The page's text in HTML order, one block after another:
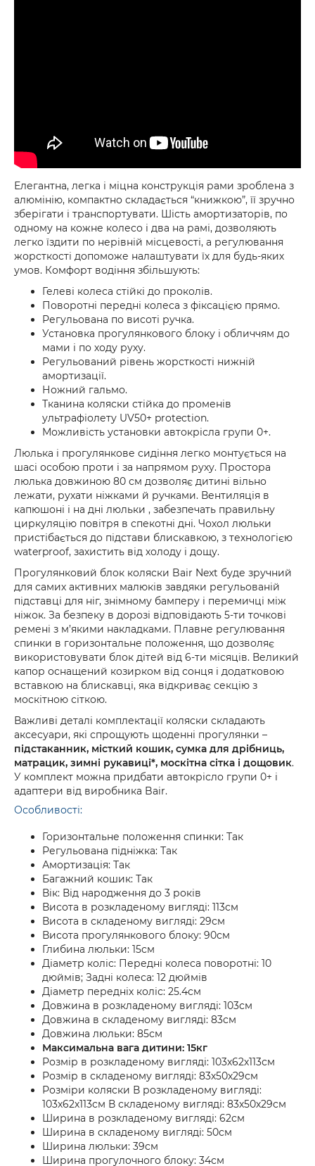
Елегантна, легка і міцна конструкція рами зроблена з
алюмінію, компактно складається “книжкою”, її зручно
зберігати і транспортувати. Шість амортизаторів, по
одному на кожне колесо і два на рамі, дозволяють
легко їздити по нерівній місцевості, а регулювання
жорсткості допоможе налаштувати їх для будь-яких
умов. Комфорт водіння збільшують:
Гелеві колеса стійкі до проколів.
Поворотні передні колеса з фіксацією прямо.
Регульована по висоті ручка.
Установка прогулянкового блоку і обличчям до
мами і по ходу руху.
Регульований рівень жорсткості нижній
амортизації.
Ножний гальмо.
Тканина коляски стійка до променів
ультрафіолету UV50+ protection.
Можливість установки автокрісла групи 0+.
Люлька і прогулянкове сидіння легко монтується на
шасі особою проти і за напрямом руху. Простора
люлька довжиною 80 см дозволяє дитині вільно
лежати, рухати ніжками й ручками. Вентиляція в
капюшоні і на дні люльки , забезпечать правильну
циркуляцію повітря в спекотні дні. Чохол люльки
пристібається до підстави блискавкою, з технологією
waterproof, захистить від холоду і дощу.
Прогулянковий блок коляски Bair Next буде зручний
для самих активних малюків завдяки регульованій
підставці для ніг, знімному бамперу і перемичці між
ніжок. За безпеку в дорозі відповідають 5-ти точкові
ремені з м’якими накладками. Плавне регулювання
спинки в горизонтальне положення, що дозволяє
використовувати блок дітей від 6-ти місяців. Великий
капор оснащений козирком від сонця і додатковою
вставкою на блискавці, яка відкриває секцію з
москітною сіткою.
Важливі деталі комплектації коляски складають
аксесуари, які спрощують щоденні прогулянки –
підстаканник, місткий кошик, сумка для дрібниць,
матрацик, зимні рукавиці*, москітна сітка і дощовик.
У комплект можна придбати автокрісло групи 0+ і
адаптери від виробника Bair.
Особливості:
Горизонтальне положення спинки: Так
Регульована підніжка: Так
Амортизація: Так
Багажний кошик: Так
Вік: Від народження до 3 років
Висота в розкладеному вигляді: 113см
Висота в складеному вигляді: 29см
Висота прогулянкового блоку: 90см
Глибина люльки: 15см
Діаметр коліс: Передні колеса поворотні: 10
дюймів; Задні колеса: 12 дюймів
Діаметр передніх коліс: 25.4см
Довжина в розкладеному вигляді: 103см
Довжина в складеному вигляді: 83см
Довжина люльки: 85см
Максимальна вага дитини: 15кг
Розмір в розкладеному вигляді: 103х62х113см
Розмір в складеному вигляді: 83х50х29см
Розміри коляски В розкладеному вигляді:
103х62х113см В складеному вигляді: 83х50х29см
Ширина в розкладеному вигляді: 62см
Ширина в складеному вигляді: 50см
Ширина люльки: 39см
Ширина прогулочного блоку: 34см